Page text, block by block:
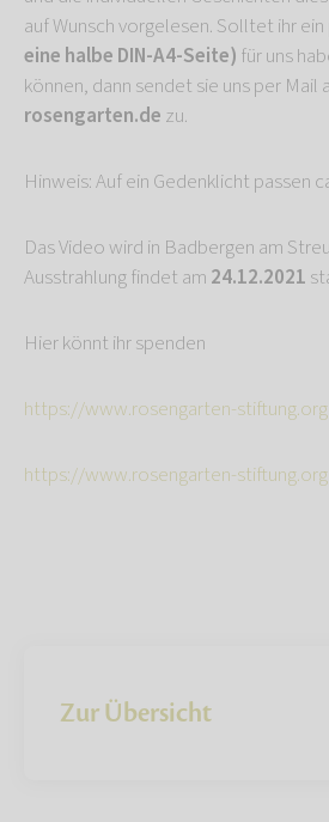
auf Wunsch vorgelesen. Solltet ihr
eine halbe DIN-A4-Seite) für uns
können, dann sendet sie uns per Mail
rosengarten.de zu.
Hinweis: Auf ein Gedenklicht passen
Das Video wird in Badbergen am
Ausstrahlung findet am 24.12.2021
Hier könnt ihr spenden
https://www.rosengarten-
https://www.rosengarten-
Zur Übersicht